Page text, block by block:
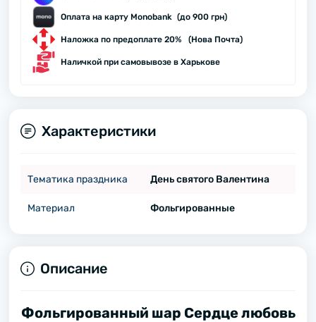
Оплата на карту Monobank (до 900 грн)
Наложка по предоплате 20% (Нова Почта)
Наличкой при самовывозе в Харькове
Характеристики
Тематика праздника День святого Валентина
Материал Фольгированные
Описание
Фольгированный шар Сердце любовь